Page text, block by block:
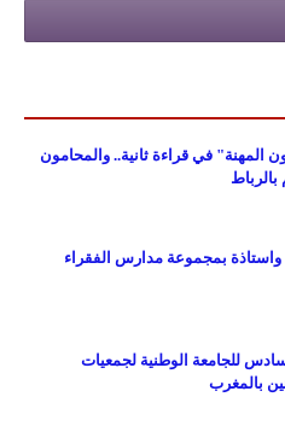
المهنة" في قراءة ثانية.. والمحامون
بمجموعة مدارس الفقراء
للجامعة الوطنية لجمعيات
بالمغرب